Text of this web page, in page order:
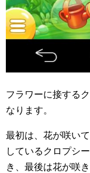
フラワーに接する
なります。
最初は、花が咲い
しているクロプシ
き、最後は花が咲